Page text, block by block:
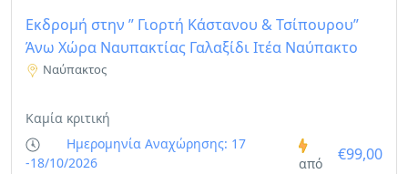
Εκδρομή στην ” Γιορτή Κάστανου & Τσίπουρου”
Άνω Χώρα Ναυπακτίας Γαλαξίδι Ιτέα Ναύπακτο
Ναύπακτος
Καμία κριτική
Ημερομηνία Αναχώρησης: 17
-18/10/2026
από €99,00